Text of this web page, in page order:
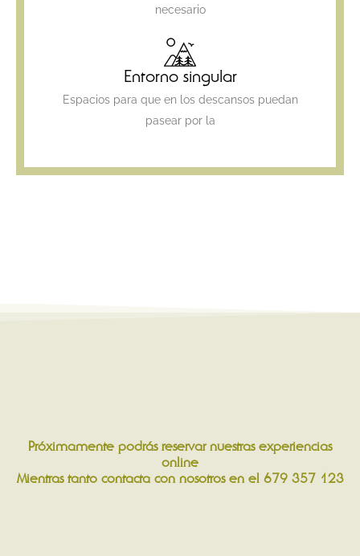
necesario
Entorno singular
Espacios para que en los descansos puedan
pasear por la
Próximamente podrás reservar nuestras experiencias
online
Mientras tanto contacta con nosotros en el 679 357 123